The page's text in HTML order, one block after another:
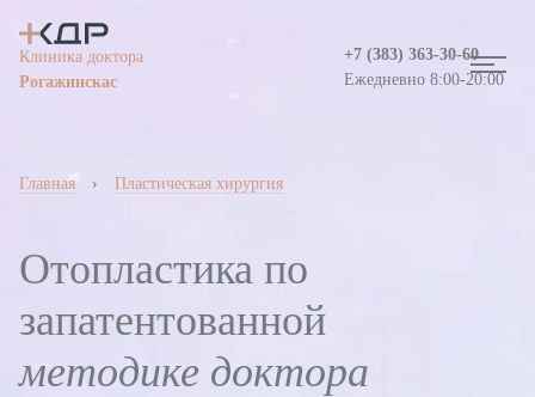
Клиника доктора
Рогажинскас
+7 (383) 363-30-60
Ежедневно 8:00-20:00
Главная › Пластическая хирургия
Отопластика по
запатентованной
методике доктора